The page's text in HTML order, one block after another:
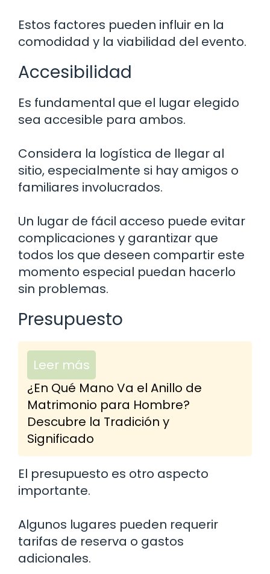
Estos factores pueden influir en la
comodidad y la viabilidad del evento.
Accesibilidad
Es fundamental que el lugar elegido
sea accesible para ambos.
Considera la logística de llegar al
sitio, especialmente si hay amigos o
familiares involucrados.
Un lugar de fácil acceso puede evitar
complicaciones y garantizar que
todos los que deseen compartir este
momento especial puedan hacerlo
sin problemas.
Presupuesto
Leer más
¿En Qué Mano Va el Anillo de
Matrimonio para Hombre?
Descubre la Tradición y
Significado
El presupuesto es otro aspecto
importante.
Algunos lugares pueden requerir
tarifas de reserva o gastos
adicionales.